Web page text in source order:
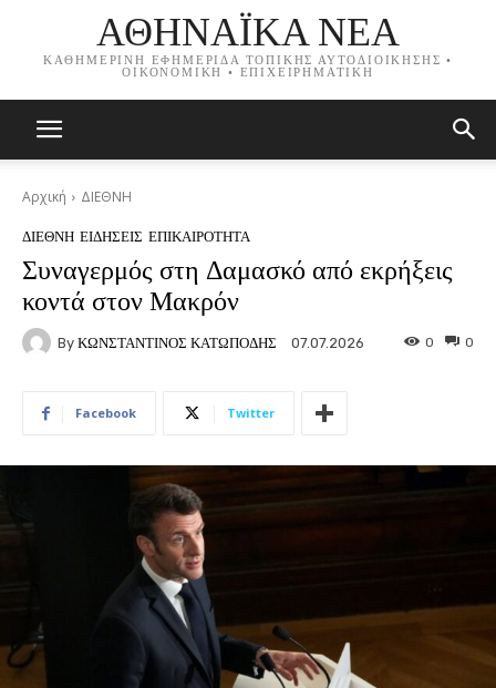
ΑΘΗΝΑΪΚΑ ΝΕΑ
ΚΑΘΗΜΕΡΙΝΗ ΕΦΗΜΕΡΙΔΑ ΤΟΠΙΚΗΣ ΑΥΤΟΔΙΟΙΚΗΣΗΣ •
ΟΙΚΟΝΟΜΙΚΗ • ΕΠΙΧΕΙΡΗΜΑΤΙΚΗ
Αρχική ΔΙΕΘΝΗ
ΔΙΕΘΝΗ ΕΙΔΗΣΕΙΣ ΕΠΙΚΑΙΡΟΤΗΤΑ
Συναγερμός στη Δαμασκό από εκρήξεις
κοντά στον Μακρόν
By ΚΩΝΣΤΑΝΤΙΝΟΣ ΚΑΤΩΠΟΔΗΣ 07.07.2026 0
0
Facebook Twitter